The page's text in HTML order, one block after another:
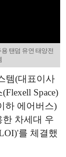
탠덤 유연 태양전
템(대표이사
Space)
하 에어버스)
한 차세대 우
를 체결했